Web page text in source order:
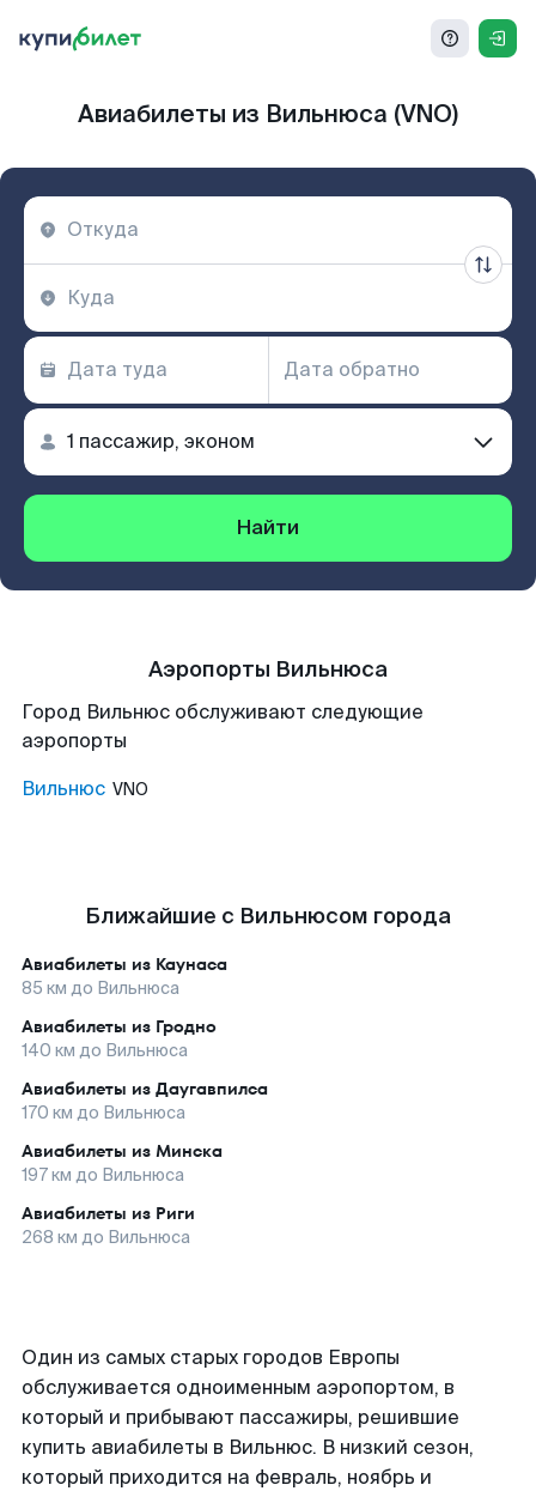
Авиабилеты из Вильнюса (VNO)
Найти
Аэропорты Вильнюса
Город Вильнюс обслуживают следующие
аэропорты
Вильнюс VNO
Ближайшие с Вильнюсом города
Авиабилеты из Каунаса
85 км до Вильнюса
Авиабилеты из Гродно
140 км до Вильнюса
Авиабилеты из Даугавпилса
170 км до Вильнюса
Авиабилеты из Минска
197км до Вильнюса
Авиабилеты из Риги
268 км до Вильнюса
Один из самых старых городов Европы
обслуживается одноименным аэропортом, в
который и прибывают пассажиры, решившие
купить авиабилеты в Вильнюс. В низкий сезон,
который приходится на февраль, ноябрь и